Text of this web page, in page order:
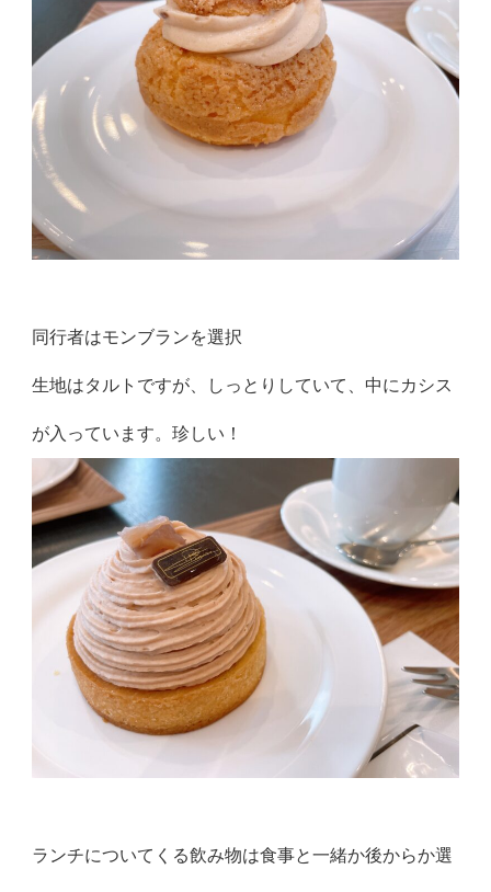
同行者はモンブランを選択
生地はタルトですが、しっとりしていて、中にカシス
が入っています。珍しい！
ランチについてくる飲み物は食事と一緒か後からか選